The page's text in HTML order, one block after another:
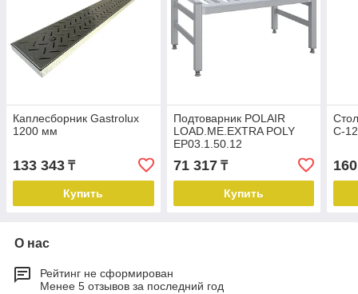
Каплесборник Gastrolux
1200 мм
133 343 ₸
Купить
Подтоварник POLAIR
LOAD.ME.EXTRA POLY
ЕР03.1.50.12
300х500х1200 мм
71 317₸
Купить
С-
О нас
Рейтинг не сформирован
Менее 5 отзывов за последний год